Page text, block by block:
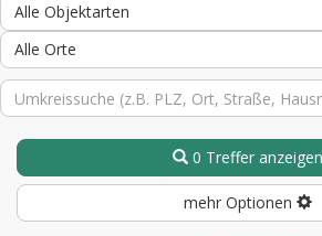
Alle Objektarten
Alle Orte
0 Treffer anzeigen
mehr Optionen